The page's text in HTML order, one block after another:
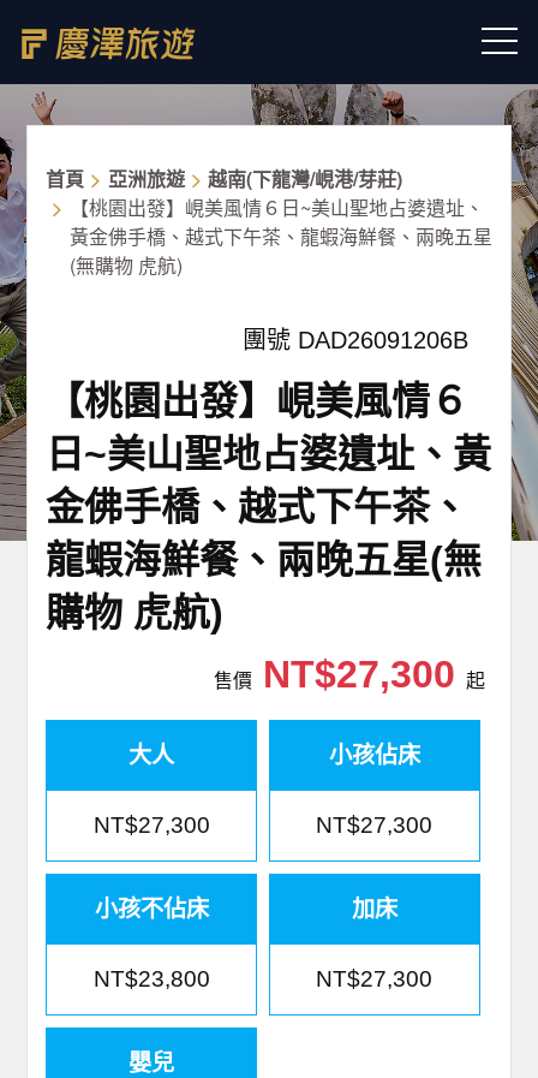
首頁 亞洲旅遊
越南(下龍灣/峴港/芽莊)
【桃園出發】峴美風情６日~美山聖地占婆遺址、
黃金佛手橋、越式下午茶、龍蝦海鮮餐、兩晚五星
(無購物 虎航)
團號 DAD26091206B
【桃園出發】峴美風情６
日~美山聖地占婆遺址、黃
金佛手橋、越式下午茶、
龍蝦海鮮餐、兩晚五星(無
購物 虎航)
售價NT$27,300 起
大人
NT$27,300
小孩佔床
NT$27,300
小孩不佔床
NT$23,800
加床
NT$27,300
嬰兒